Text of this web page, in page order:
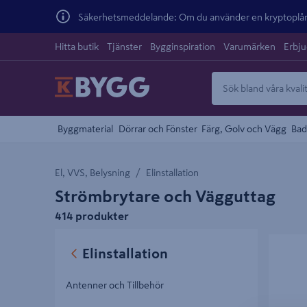
Säkerhetsmeddelande: Om du använder en
Hitta butik Tjänster Bygginspiration Varumärken
Byggmaterial Dörrar och Fönster Färg, Golv och Vägg
El, VVS, Belysning Elinstallation
Strömbrytare och Vägguttag
414 produkter
Elinstallation
Antenner och Tillbehör